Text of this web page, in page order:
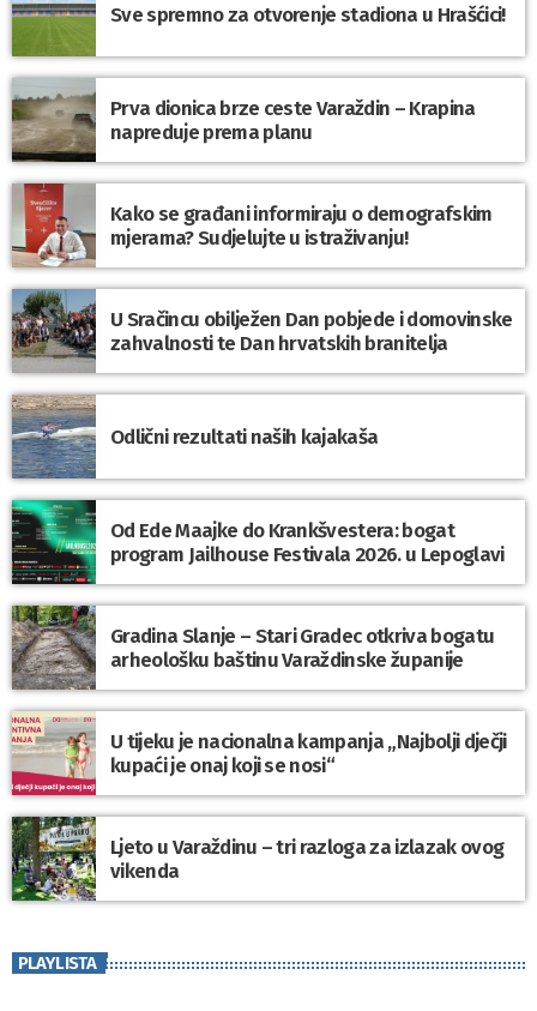
Sve spremno za otvorenje stadiona u Hrašćici!
Prva dionica brze ceste Varaždin – Krapina
napreduje prema planu
Kako se građani informiraju o demografskim
mjerama? Sudjelujte u istraživanju!
U Sračincu obilježen Dan pobjede i domovinske
zahvalnosti te Dan hrvatskih branitelja
Odlični rezultati naših kajakaša
Od Ede Maajke do Krankšvestera: bogat
program Jailhouse Festivala 2026. u Lepoglavi
Gradina Slanje – Stari Gradec otkriva bogatu
arheološku baštinu Varaždinske županije
U tijeku je nacionalna kampanja „Najbolji dječji
kupaći je onaj koji se nosi“
Ljeto u Varaždinu – tri razloga za izlazak ovog
vikenda
PLAYLISTA